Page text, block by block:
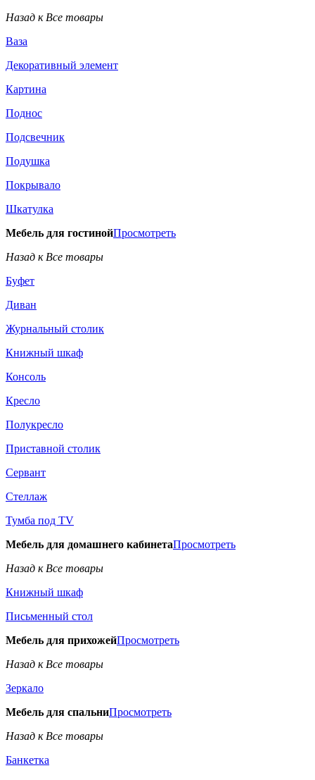
Назад к Все товары
Ваза
Декоративный элемент
Картина
Поднос
Подсвечник
Подушка
Покрывало
Шкатулка
Мебель для гостинойПросмотреть
Назад к Все товары
Буфет
Диван
Журнальный столик
Книжный шкаф
Консоль
Кресло
Полукресло
Приставной столик
Сервант
Стеллаж
Тумба под TV
Мебель для домашнего кабинетаПросмотреть
Назад к Все товары
Книжный шкаф
Письменный стол
Мебель для прихожейПросмотреть
Назад к Все товары
Зеркало
Мебель для спальниПросмотреть
Назад к Все товары
Банкетка